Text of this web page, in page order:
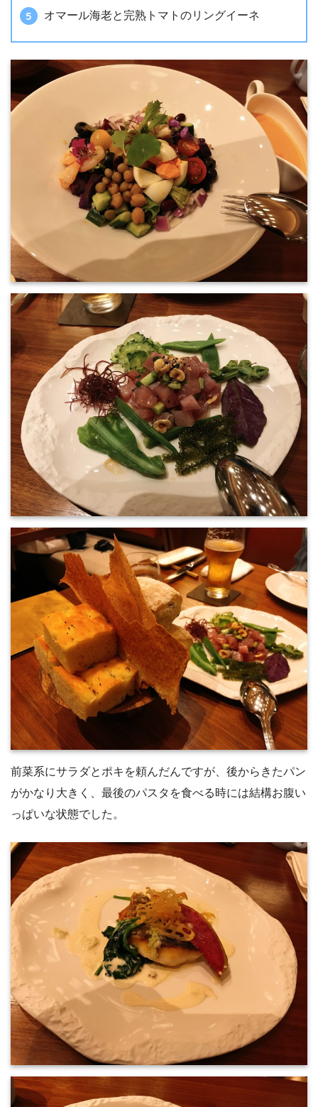
オマール海老と完熟トマトのリングイーネ
前菜系にサラダとポキを頼んだんですが、後からきたパン
がかなり大きく、最後のパスタを食べる時には結構お腹い
っぱいな状態でした。